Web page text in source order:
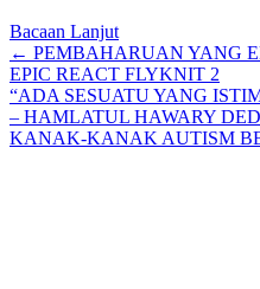
Bacaan Lanjut
Posts
navigation
← PEMBAHARUAN YANG
EPIC REACT FLYKNIT 2
“ADA SESUATU YANG
– HAMLATUL HAWARY
KANAK-KANAK AUTISM